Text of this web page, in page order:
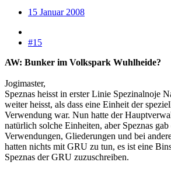
15 Januar 2008
#15
AW: Bunker im Volkspark Wuhlheide?
Jogimaster,
Speznas heisst in erster Linie Spezinalnoje
weiter heisst, als dass eine Einheit der
Verwendung war. Nun hatte der
natürlich solche Einheiten, aber Speznas gab
Verwendungen, Gliederungen und bei
hatten nichts mit GRU zu tun, es ist eine
Speznas der GRU zuzuschreiben.